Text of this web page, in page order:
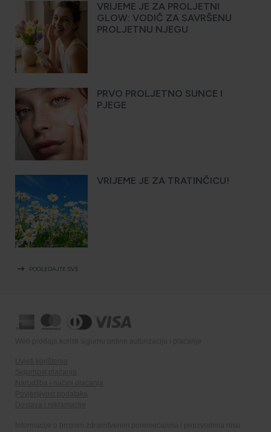
VRIJEME JE ZA PROLJETNI
GLOW: VODIČ ZA SAVRŠENU
PROLJETNU NJEGU
PRVO PROLJETNO SUNCE I
PJEGE
VRIJEME JE ZA TRATINČICU!
arrow_right_alt POGLEDAJTE SVE